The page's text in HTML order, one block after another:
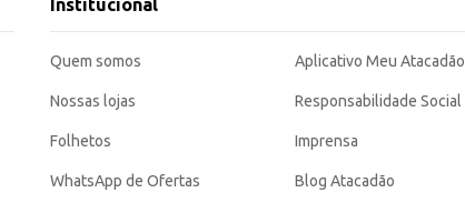
Institucional
Quem somos
Nossas lojas
Folhetos
WhatsApp de Ofertas
Aplicativo Meu Atacadão
Responsabilidade Social
Imprensa
Blog Atacadão